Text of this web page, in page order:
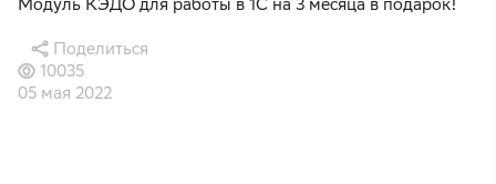
Модуль КЭДО для работы в 1С на 3 месяца в подарок!
05 мая 2022
10035
Поделиться